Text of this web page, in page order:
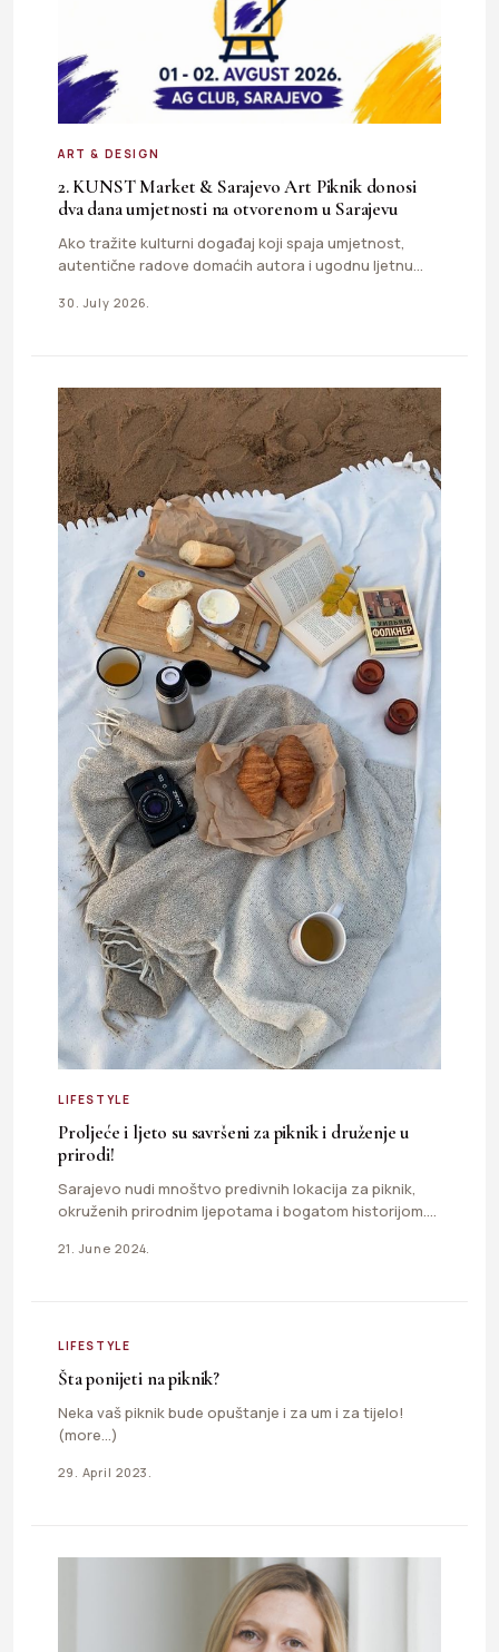
ART & DESIGN
2. KUNST Market & Sarajevo Art Piknik donosi
dva dana umjetnosti na otvorenom u Sarajevu
Ako tražite kulturni događaj koji spaja umjetnost,
autentične radove domaćih autora i ugodnu ljetnu
30. July 2026.
LIFESTYLE
Proljeće i ljeto su savršeni za piknik i druženje u
prirodi!
Sarajevo nudi mnoštvo predivnih lokacija za piknik,
okruženih prirodnim ljepotama i bogatom historijom.
21. June 2024.
LIFESTYLE
Šta ponijeti na piknik?
Neka vaš piknik bude opuštanje i za um i za tijelo!
(more…)
29. April 2023.